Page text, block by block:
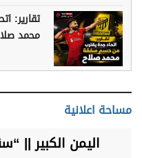
تقارير:
محمد صلاح بمبلغ 25
مساحة اعلانية
اليمن الكبير ||